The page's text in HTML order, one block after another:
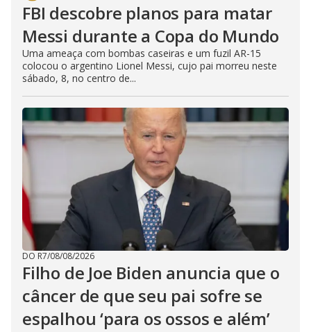
FBI descobre planos para matar
Messi durante a Copa do Mundo
Uma ameaça com bombas caseiras e um fuzil AR-15
colocou o argentino Lionel Messi, cujo pai morreu neste
sábado, 8, no centro de...
DO R7/08/08/2026
Filho de Joe Biden anuncia que o
câncer de que seu pai sofre se
espalhou ‘para os ossos e além’